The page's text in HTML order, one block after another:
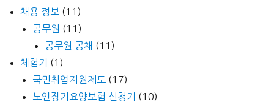
채용 정보 (11)
공무원 (11)
공무원 공채 (11)
체험기
(1)
국민취업지원제도 (17)
노인장기요양보험 신청기
(10)